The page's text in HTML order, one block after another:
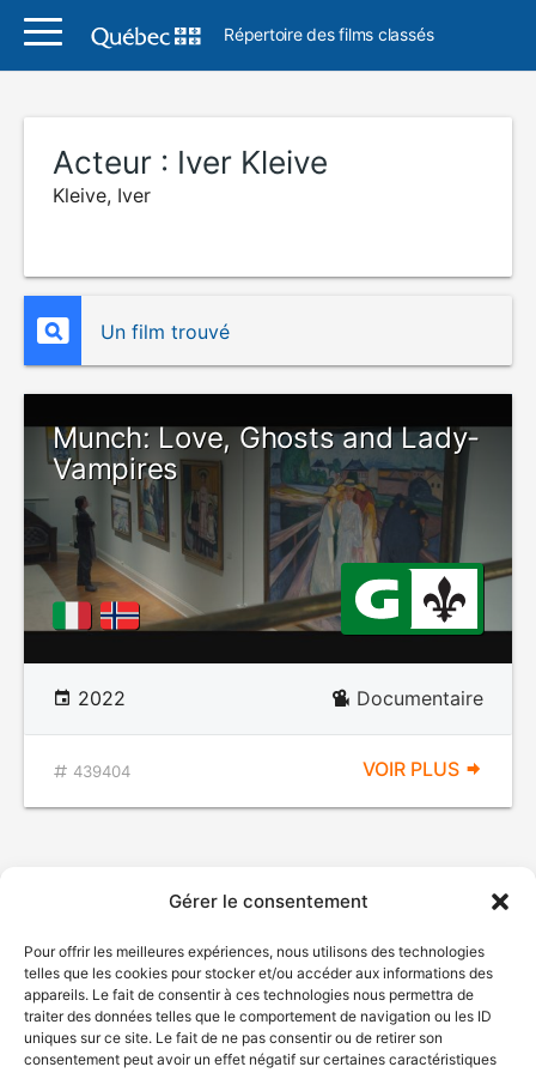
Gérer le consentement
Pour offrir les meilleures expériences, nous utilisons des technologies
telles que les cookies pour stocker et/ou accéder aux informations des
appareils. Le fait de consentir à ces technologies nous permettra de
traiter des données telles que le comportement de navigation ou les ID
uniques sur ce site. Le fait de ne pas consentir ou de retirer son
consentement peut avoir un effet négatif sur certaines caractéristiques
Répertoire des films classés
Acteur : Iver Kleive
Kleive, Iver
Un film trouvé
Munch: Love, Ghosts and Lady-
Vampires
2022 Documentaire
439404 VOIR PLUS